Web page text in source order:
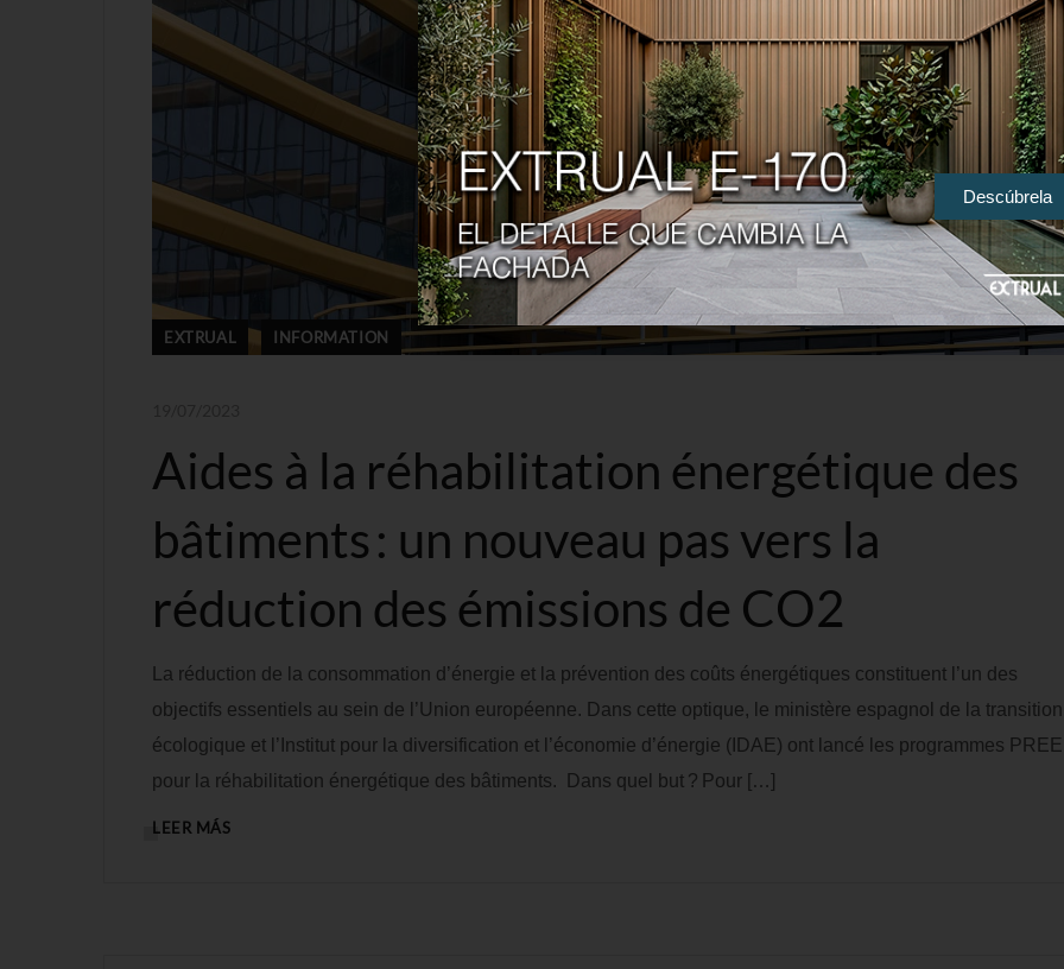
EXTRUAL INFORMATION
Aides à la réhabilitation énergétique des
bâtiments : un nouveau pas vers la
réduction des émissions de CO2
La réduction de la consommation d’énergie et la prévention des coûts énergétiques constituent l’un des
objectifs essentiels au sein de l’Union européenne. Dans cette optique, le ministère espagnol de la transition
écologique et l’Institut pour la diversification et l’économie d’énergie (IDAE) ont lancé les programmes PREE
pour la réhabilitation énergétique des bâtiments. Dans quel but ? Pour […]
LEER MÁS
Descúbrela